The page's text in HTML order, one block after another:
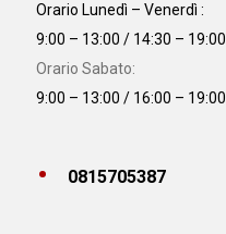
Orario Lunedì – Venerdì :
9:00 – 13:00 / 14:30 – 19:00
Orario Sabato:
9:00 – 13:00 / 16:00 – 19:00
0815705387